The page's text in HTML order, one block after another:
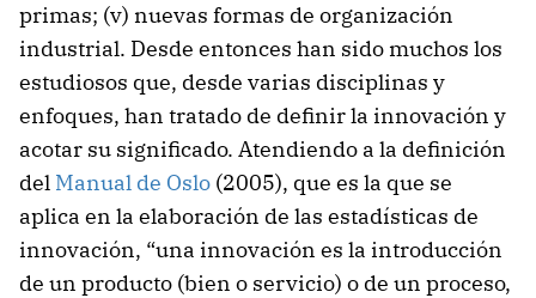
primas; (v) nuevas formas de organización
industrial. Desde entonces han sido muchos los
estudiosos que, desde varias disciplinas y
enfoques, han tratado de definir la innovación y
acotar su significado. Atendiendo a la definición
del Manual de Oslo (2005), que es la que se
aplica en la elaboración de las estadísticas de
innovación, “una innovación es la introducción
de un producto (bien o servicio) o de un proceso,